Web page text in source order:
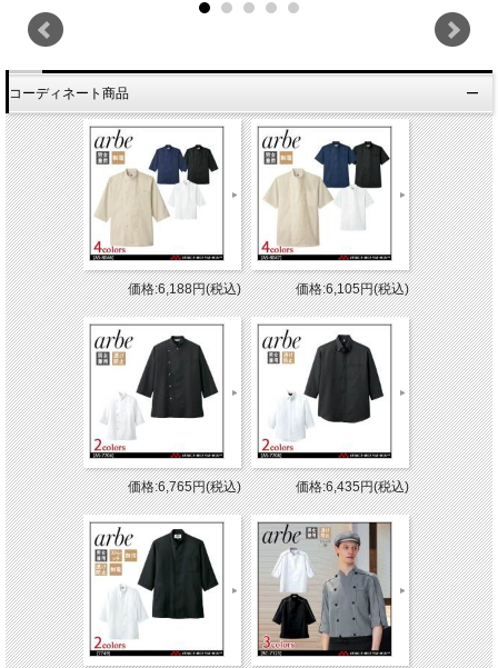
コーディネート商品
価格:6,188円(税込) 価格:6,105円(税込)
価格:6,765円(税込) 価格:6,435円(税込)